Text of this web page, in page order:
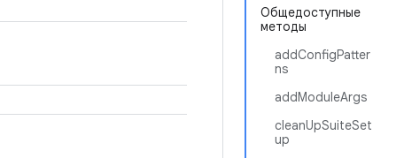
Общедоступные
методы
addConfigPatter
ns
addModuleArgs
cleanUpSuiteSet
up